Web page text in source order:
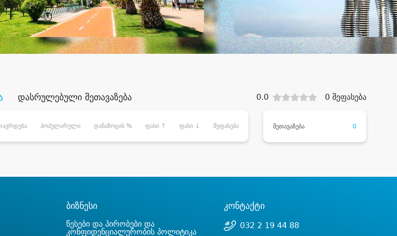
დასრულებული შეთავაზება 0.0 0 შეფასება
პოპულარული დანაზოგის % ფასი ↑ ფასი ↓ შეფასება შეთავაზება 0
ბიზნესი
წესები და პირობები და
კონფიდენციალურობის პოლიტიკა
კონტაქტი
032 2 19 44 88